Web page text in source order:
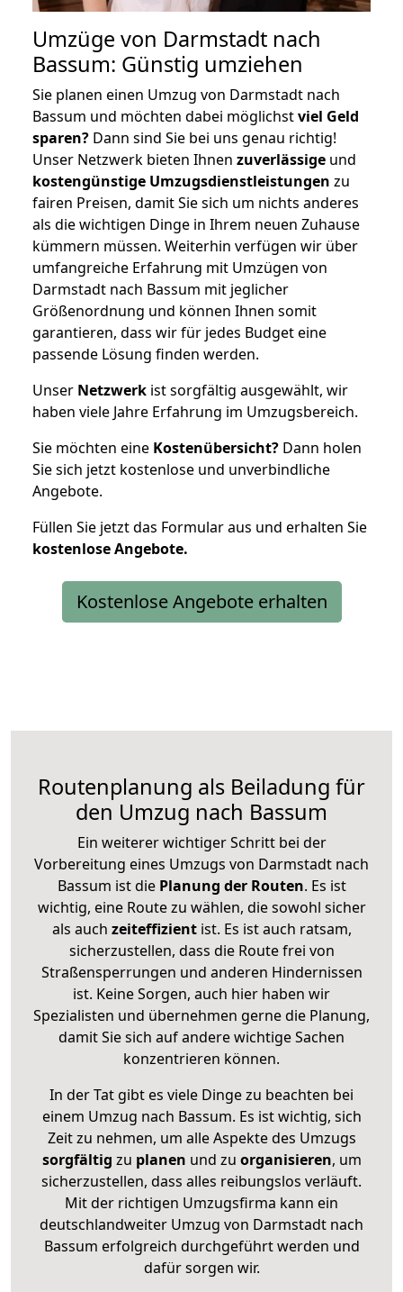
Umzüge von Darmstadt nach
Bassum: Günstig umziehen
Sie planen einen Umzug von Darmstadt nach
Bassum und möchten dabei möglichstviel Geld
sparen? Dann sind Sie bei uns genau richtig!
Unser Netzwerk bieten Ihnen zuverlässige und
kostengünstige Umzugsdienstleistungen zu
fairen Preisen, damit Sie sich um nichts anderes
als die wichtigen Dinge in Ihrem neuen Zuhause
kümmern müssen. Weiterhin verfügen wir über
umfangreiche Erfahrung mit Umzügen von
Darmstadt nach Bassum mit jeglicher
Größenordnung und können Ihnen somit
garantieren, dass wir für jedes Budget eine
passende Lösung finden werden.
Unser Netzwerk ist sorgfältig ausgewählt, wir
haben viele Jahre Erfahrung im Umzugsbereich.
Sie möchten eine Kostenübersicht? Dann holen
Sie sich jetzt kostenlose und unverbindliche
Angebote.
Füllen Sie jetzt das Formular aus und erhalten Sie
kostenloseAngebote.
Kostenlose Angebote erhalten
Routenplanung als Beiladung für
den Umzug nach Bassum
Ein weiterer wichtiger Schritt bei der
Vorbereitung eines Umzugs von Darmstadt nach
Bassum ist diePlanung der Routen. Es ist
wichtig, eine Route zu wählen, die sowohl sicher
als auch zeiteffizientist. Es ist auch ratsam,
sicherzustellen, dass die Route frei von
Straßensperrungen und anderen Hindernissen
ist. Keine Sorgen, auch hier haben wir
Spezialisten und übernehmen gerne die Planung,
damit Sie sich auf andere wichtige Sachen
konzentrieren können.
In der Tat gibt es viele Dinge zu beachten bei
einem Umzug nach Bassum. Es ist wichtig, sich
Zeit zu nehmen, um alle Aspekte des Umzugs
sorgfältig zu planen und zu organisieren, um
sicherzustellen, dass alles reibungslos verläuft.
Mit der richtigen Umzugsfirma kann ein
deutschlandweiter Umzug von Darmstadt nach
Bassum erfolgreich durchgeführt werden und
dafür sorgen wir.